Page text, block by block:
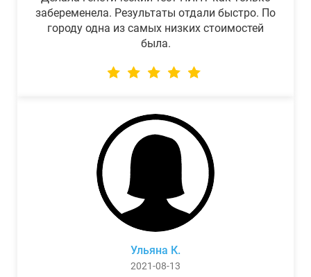
забеременела. Результаты отдали быстро. По
городу одна из самых низких стоимостей
была.
Ульяна К.
2021-08-13